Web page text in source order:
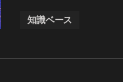
知識ベース